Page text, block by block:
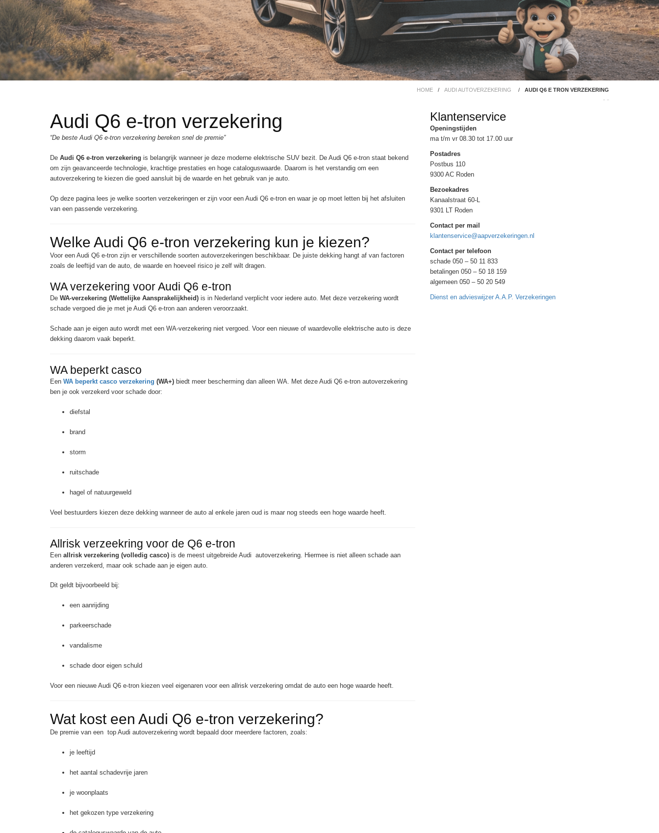
HOME / AUDI AUTOVERZEKERING / AUDI Q6 E TRON VERZEKERING
Audi Q6 e-tron verzekering
“De beste Audi Q6 e-tron verzekering bereken snel de premie”
De Audi Q6 e-tron verzekering is belangrijk wanneer je deze moderne elektrische SUV bezit. De Audi Q6 e-tron staat bekend
om zijn geavanceerde technologie, krachtige prestaties en hoge cataloguswaarde. Daarom is het verstandig om een
autoverzekering te kiezen die goed aansluit bij de waarde en het gebruik van je auto.
Op deze pagina lees je welke soorten verzekeringen er zijn voor een Audi Q6 e-tron en waar je op moet letten bij het afsluiten
van een passende verzekering.
Welke Audi Q6 e-tron verzekering kun je kiezen?
Voor een Audi Q6 e-tron zijn er verschillende soorten autoverzekeringen beschikbaar. De juiste dekking hangt af van factoren
zoals de leeftijd van de auto, de waarde en hoeveel risico je zelf wilt dragen.
WA verzekering voor Audi Q6 e-tron
De WA-verzekering (Wettelijke Aansprakelijkheid) is in Nederland verplicht voor iedere auto. Met deze verzekering wordt
schade vergoed die je met je Audi Q6 e-tron aan anderen veroorzaakt.
Schade aan je eigen auto wordt met een WA-verzekering niet vergoed. Voor een nieuwe of waardevolle elektrische auto is deze
dekking daarom vaak beperkt.
WA beperkt casco
Een WA beperkt casco verzekering (WA+) biedt meer bescherming dan alleen WA. Met deze Audi Q6 e-tron autoverzekering
ben je ook verzekerd voor schade door:
diefstal
brand
storm
ruitschade
hagel of natuurgeweld
Veel bestuurders kiezen deze dekking wanneer de auto al enkele jaren oud is maar nog steeds een hoge waarde heeft.
Allrisk verzeekring voor de Q6 e-tron
Een allrisk verzekering (volledig casco) is de meest uitgebreide Audi autoverzekering. Hiermee is niet alleen schade aan
anderen verzekerd, maar ook schade aan je eigen auto.
Dit geldt bijvoorbeeld bij:
een aanrijding
parkeerschade
vandalisme
schade door eigen schuld
Voor een nieuwe Audi Q6 e-tron kiezen veel eigenaren voor een allrisk verzekering omdat de auto een hoge waarde heeft.
Wat kost een Audi Q6 e-tron verzekering?
De premie van een top Audi autoverzekering wordt bepaald door meerdere factoren, zoals:
je leeftijd
het aantal schadevrije jaren
je woonplaats
het gekozen type verzekering
Klantenservice
Openingstijden
ma t/m vr 08.30 tot 17.00 uur
Postadres
Postbus 110
9300 AC Roden
Bezoekadres
Kanaalstraat 60-L
9301 LT Roden
Contact per mail
klantenservice@aapverzekeringen.nl
Contact per telefoon
schade 050 – 50 11 833
betalingen 050 – 50 18 159
algemeen 050 – 50 20 549
Dienst en advieswijzer A.A.P. Verzekeringen